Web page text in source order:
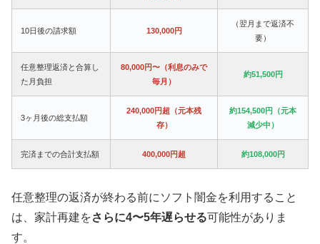
10日後の請求額 130,000円
（翌月まで返済不
要）
任意整理返済と合算し
た月負担
80,000円〜（利息のみで
毎月）
約51,500円
3ヶ月後の総支払額
240,000円超（元本残
存）
約154,500円（元本
減少中）
完済までの合計支払額 400,000円超 約108,000円
任意整理の返済が終わる前にソフト闇金を利用すること
は、家計再建をさらに4〜5年遅らせる可能性がありま
す。